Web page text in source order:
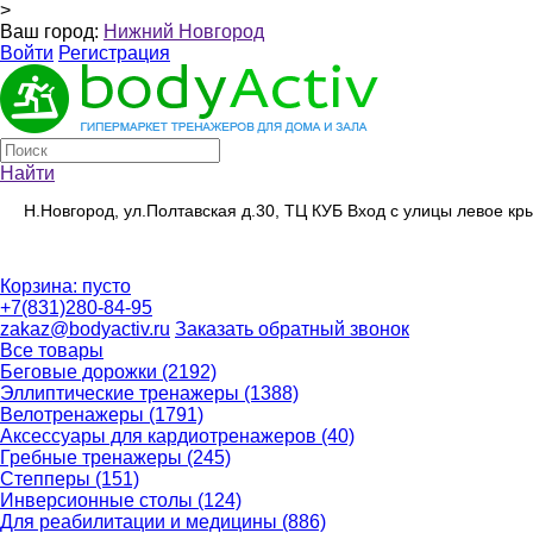
>
Ваш город: Нижний Новгород
Войти Регистрация
Найти
Н.Новгород, ул.Полтавская д.30, ТЦ КУБ Вход с улицы левое
Корзина: пусто
+7(831)280-84-95
zakaz@bodyactiv.ru Заказать обратный звонок
Все товары
Беговые дорожки (2192)
Эллиптические тренажеры (1388)
Велотренажеры (1791)
Аксессуары для кардиотренажеров (40)
Гребные тренажеры (245)
Степперы (151)
Инверсионные столы (124)
Для реабилитации и медицины (886)